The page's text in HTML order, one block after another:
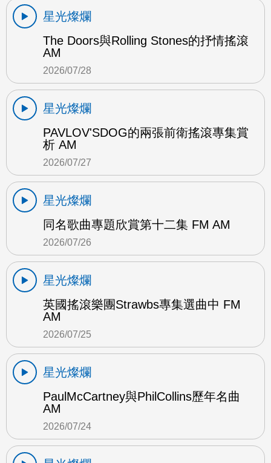
星光燦爛
The Doors與Rolling Stones的抒情搖滾
AM
2026/07/28
星光燦爛
PAVLOV'SDOG的兩張前衛搖滾專集賞
析 AM
2026/07/27
星光燦爛
同名歌曲專題欣賞第十二集 FM AM
2026/07/26
星光燦爛
英國搖滾樂團Strawbs專集選曲中 FM
AM
2026/07/25
星光燦爛
PaulMcCartney與PhilCollins歷年名曲
AM
2026/07/24